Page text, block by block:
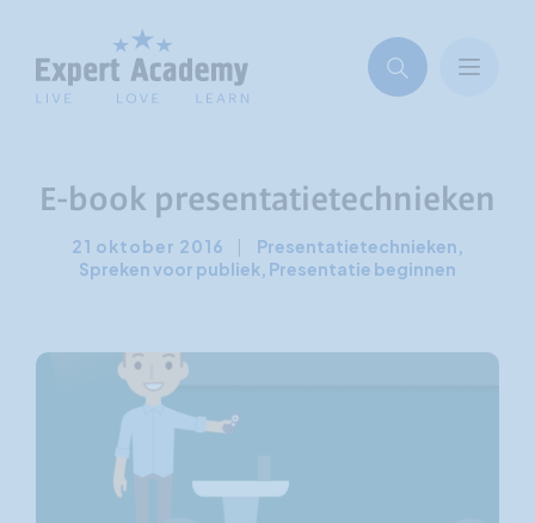
E-book presentatietechnieken
21 oktober 2016 | Presentatietechnieken,
Spreken voor publiek, Presentatie beginnen